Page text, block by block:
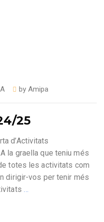
byAmipa
25
d’Activitats
la graella que teniu més
totes les activitats com
dirigir-vos per tenir més
…